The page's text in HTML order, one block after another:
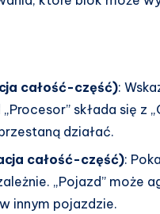
całość-część):
składa się z
działać.
całość-część):
„Pojazd” może
innym pojazdzie.